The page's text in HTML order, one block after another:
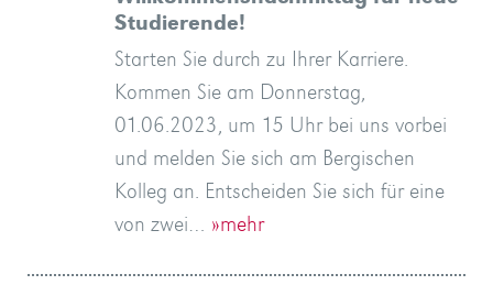
Studierende!
Starten Sie durch zu Ihrer Karriere.
Kommen Sie am Donnerstag,
01.06.2023, um 15 Uhr bei uns vorbei
und melden Sie sich am Bergischen
Kolleg an. Entscheiden Sie sich für eine
von zwei… »mehr